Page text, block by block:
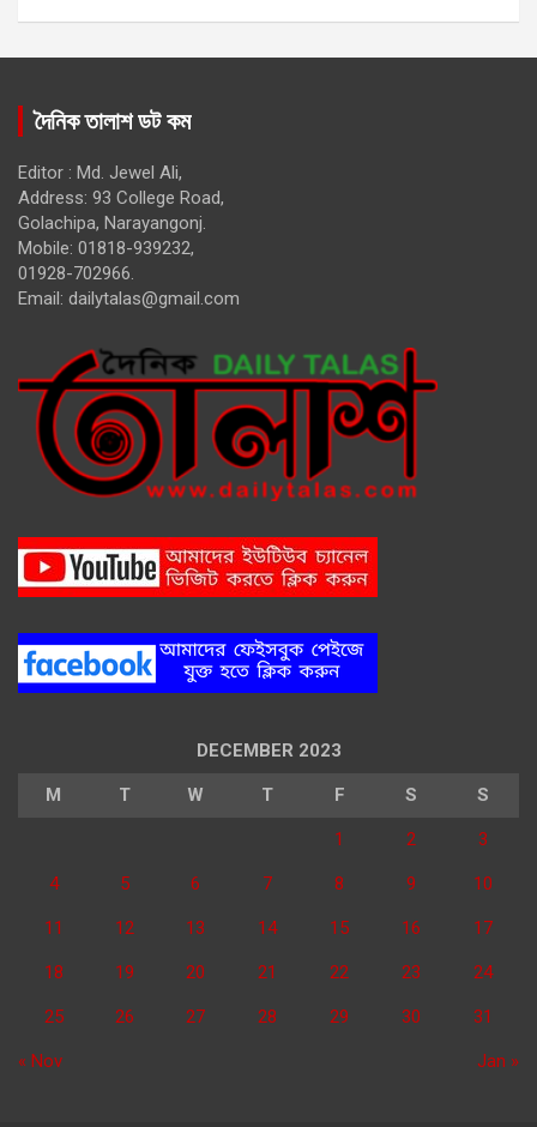
দৈনিক তালাশ ডট কম
Editor : Md. Jewel Ali,
Address: 93 College Road,
Golachipa, Narayangonj.
Mobile: 01818-939232,
01928-702966.
Email: dailytalas@gmail.com
DECEMBER 2023
M T W T F S S
1 2 3
4 5 6 7 8 9 10
11 12 13 14 15 16 17
18 19 20 21 22 23 24
25 26 27 28 29 30 31
« Nov Jan »